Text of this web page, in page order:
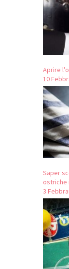
Aprire
10
Saper
ostriche
3